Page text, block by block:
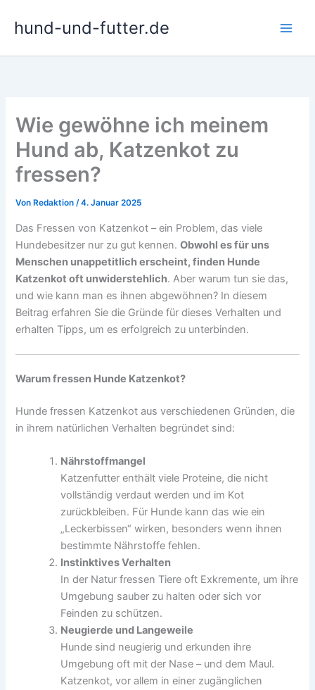
Inhalthund-und-futter.de
Wie gewöhne ich meinem
Hund ab, Katzenkot zu
fressen?
Von Redaktion/4. Januar 2025
Das Fressen von Katzenkot – ein Problem, das viele
Hundebesitzer nur zu gut kennen.Obwohl es für uns
Menschen unappetitlich erscheint, finden Hunde
Katzenkot oft unwiderstehlich. Aber warum tun sie das,
und wie kann man es ihnen abgewöhnen? In diesem
Beitrag erfahren Sie die Gründe für dieses Verhalten und
erhalten Tipps, um es erfolgreich zu unterbinden.
Warum fressen Hunde Katzenkot?
Hunde fressen Katzenkot aus verschiedenen Gründen, die
in ihrem natürlichen Verhalten begründet sind:
Nährstoffmangel
Katzenfutter enthält viele Proteine, die nicht
vollständig verdaut werden und im Kot
zurückbleiben. Für Hunde kann das wie ein
„Leckerbissen“ wirken, besonders wenn ihnen
bestimmte Nährstoffe fehlen.
Instinktives Verhalten
In der Natur fressen Tiere oft Exkremente, um ihre
Umgebung sauber zu halten oder sich vor
Feinden zu schützen.
Neugierde und Langeweile
Hunde sind neugierig und erkunden ihre
Umgebung oft mit der Nase – und dem Maul.
Katzenkot, vor allem in einer zugänglichen